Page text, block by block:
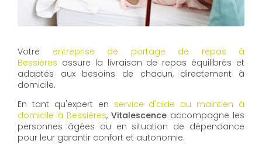
Votre entreprise de portage de repas à
Bessières assure la livraison de repas équilibrés et
adaptés aux besoins de chacun, directement à
domicile.
En tant qu'expert en service d'aide au maintien à
domicile à Bessières, Vitalescence accompagne les
personnes âgées ou en situation de dépendance
pour leur garantir confort et autonomie.